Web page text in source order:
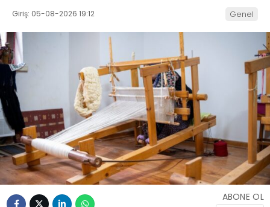
Giriş: 05-08-2026 19:12 Genel
ABONE OL